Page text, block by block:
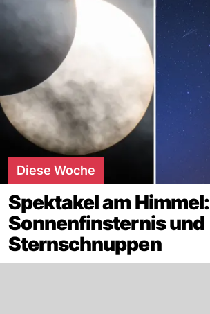
Diese Woche
Spektakel am Himmel:
Sonnenfinsternis und
Sternschnuppen